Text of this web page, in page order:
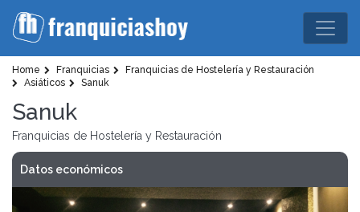
Home Franquicias
Franquicias de Hostelería y Restauración
Asiáticos
Sanuk
Sanuk
Franquicias de Hostelería y Restauración
Datos económicos